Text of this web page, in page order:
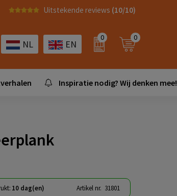
Uitstekende reviews (10/10)
NL EN
0 0
Inspiratie nodig? Wij denken mee!
10 dag(en) Artikel nr. 31801